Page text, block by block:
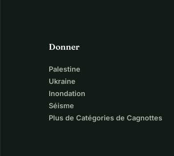
Donner
Palestine
Ukraine
Inondation
Séisme
Plus de Catégories de Cagnottes